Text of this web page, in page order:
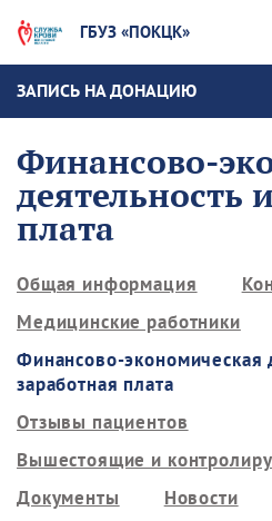
ГБУЗ «ПОКЦК»
ЗАПИСЬ НА ДОНАЦИЮ
Финансово-
деятельность
плата
Общая информация
Медицинские работники
Финансово-экономическая
заработная плата
Отзывы пациентов
Вышестоящие и
Документы
Новости